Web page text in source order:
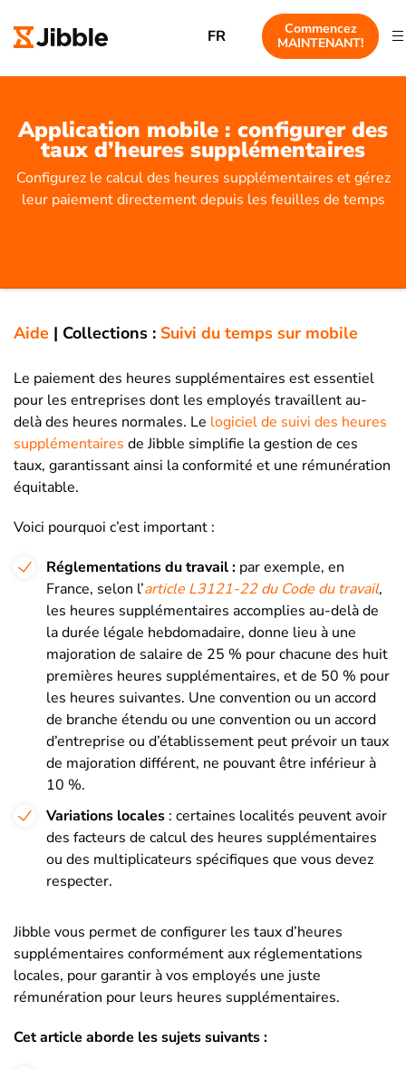
FR
Commencez
MAINTENANT!
Application mobile : configurer des
taux d’heures supplémentaires
Configurez le calcul des heures supplémentaires et gérez
leur paiement directement depuis les feuilles de temps
Aide | Collections : Suivi du temps sur mobile
Le paiement des heures supplémentaires est essentiel
pour les entreprises dont les employés travaillent au-
delà des heures normales. Le logiciel de suivi des heures
supplémentaires de Jibble simplifie la gestion de ces
taux, garantissant ainsi la conformité et une rémunération
équitable.
Voici pourquoi c’est important :
Réglementations du travail : par exemple, en
France, selon l’article L3121-22 du Code du travail,
les heures supplémentaires accomplies au-delà de
la durée légale hebdomadaire, donne lieu à une
majoration de salaire de 25 % pour chacune des huit
premières heures supplémentaires, et de 50 % pour
les heures suivantes. Une convention ou un accord
de branche étendu ou une convention ou un accord
d’entreprise ou d’établissement peut prévoir un taux
de majoration différent, ne pouvant être inférieur à
10 %.
Variations locales : certaines localités peuvent avoir
des facteurs de calcul des heures supplémentaires
ou des multiplicateurs spécifiques que vous devez
respecter.
Jibble vous permet de configurer les taux d’heures
supplémentaires conformément aux réglementations
locales, pour garantir à vos employés une juste
rémunération pour leurs heures supplémentaires.
Cet article aborde les sujets suivants :